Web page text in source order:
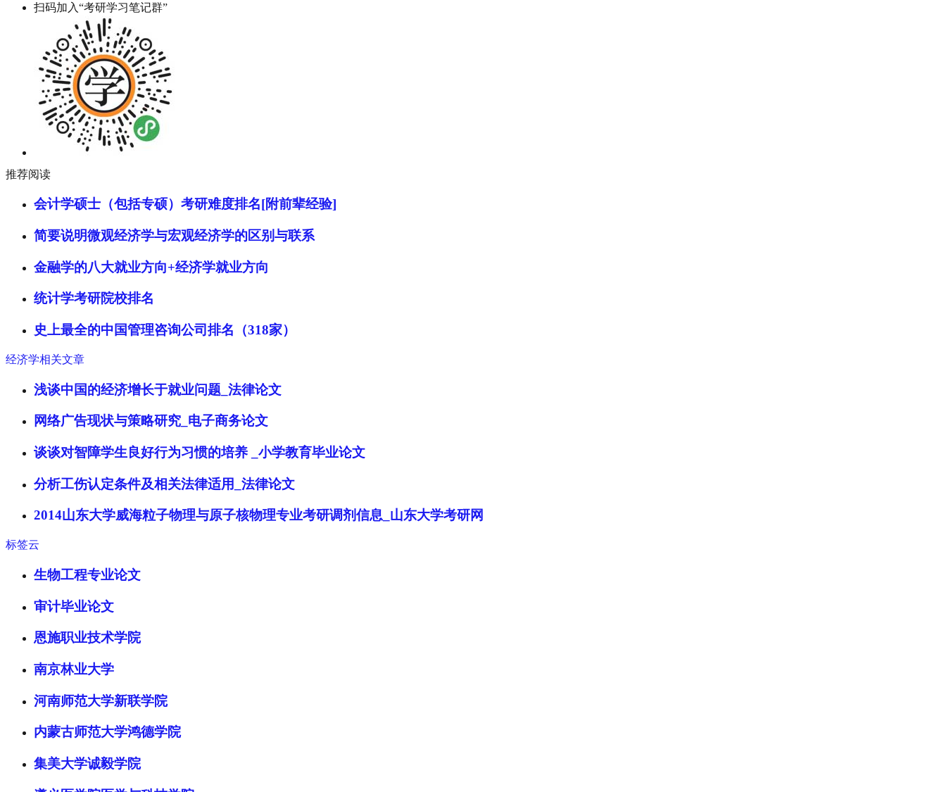
扫码加入“考研学习笔记群”
推荐阅读
会计学硕士（包括专硕）考研难度排名[附前辈经验]
简要说明微观经济学与宏观经济学的区别与联系
金融学的八大就业方向+经济学就业方向
统计学考研院校排名
史上最全的中国管理咨询公司排名（318家）
经济学相关文章
浅谈中国的经济增长于就业问题_法律论文
网络广告现状与策略研究_电子商务论文
谈谈对智障学生良好行为习惯的培养 _小学教育毕业论文
分析工伤认定条件及相关法律适用_法律论文
2014山东大学威海粒子物理与原子核物理专业考研调剂信息_山东大学考研网
标签云
生物工程专业论文
审计毕业论文
恩施职业技术学院
南京林业大学
河南师范大学新联学院
内蒙古师范大学鸿德学院
集美大学诚毅学院